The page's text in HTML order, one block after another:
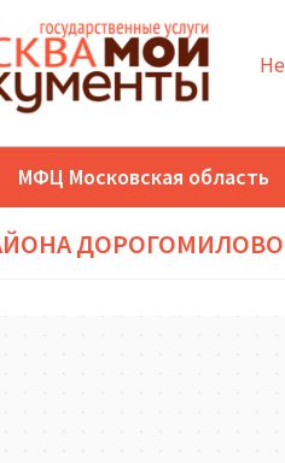
МФЦ Московская область
ДОРОГОМИЛОВО